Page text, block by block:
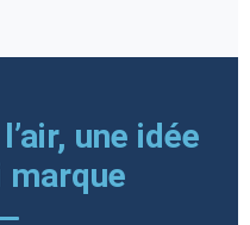
une idée
marque